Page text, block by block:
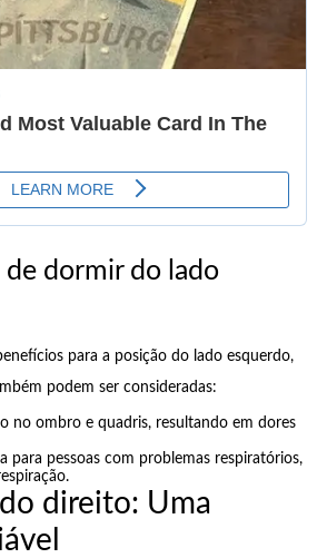
de dormir do lado
para a posição do lado esquerdo,
podem ser consideradas:
no ombro e quadris, resultando em dores
para pessoas com problemas respiratórios,
direito: Uma